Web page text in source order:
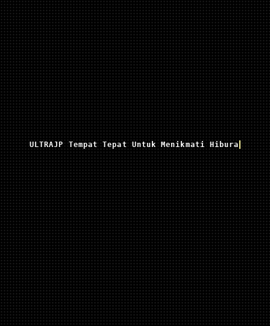
ULTRAJP Tempat Tepat Untuk Menikmati Hiburan